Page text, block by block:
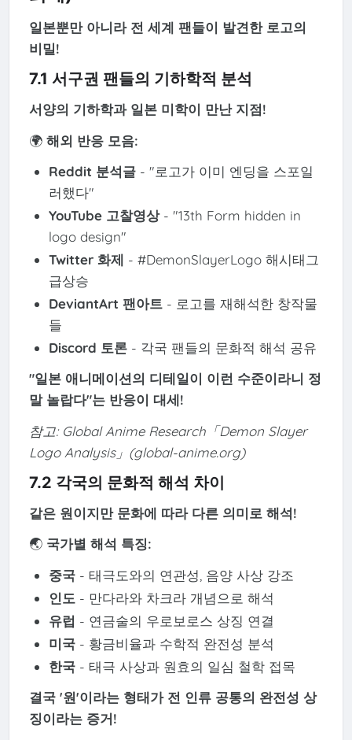
일본뿐만 아니라 전 세계 팬들이 발견한 로고의
비밀!
7.1 서구권 팬들의 기하학적 분석
서양의 기하학과 일본 미학이 만난 지점!
🌍 해외 반응 모음:
Reddit 분석글- "로고가 이미 엔딩을 스포일
러했다"
YouTube 고찰영상- "13th Form hidden in
logo design"
Twitter 화제 - #DemonSlayerLogo 해시태그
급상승
DeviantArt 팬아트- 로고를 재해석한 창작물
들
Discord 토론- 각국 팬들의 문화적 해석 공유
"일본 애니메이션의 디테일이 이런 수준이라니 정
말 놀랍다"는 반응이 대세!
참고: Global Anime Research「Demon Slayer
Logo Analysis」(global-anime.org)
7.2 각국의 문화적 해석 차이
같은 원이지만 문화에 따라 다른 의미로 해석!
🌏 국가별 해석 특징:
중국- 태극도와의 연관성, 음양 사상 강조
인도 - 만다라와 차크라 개념으로 해석
유럽 - 연금술의 우로보로스 상징 연결
미국- 황금비율과 수학적 완전성 분석
한국- 태극 사상과 원효의 일심 철학 접목
결국 '원'이라는 형태가 전 인류 공통의 완전성 상
징이라는 증거!